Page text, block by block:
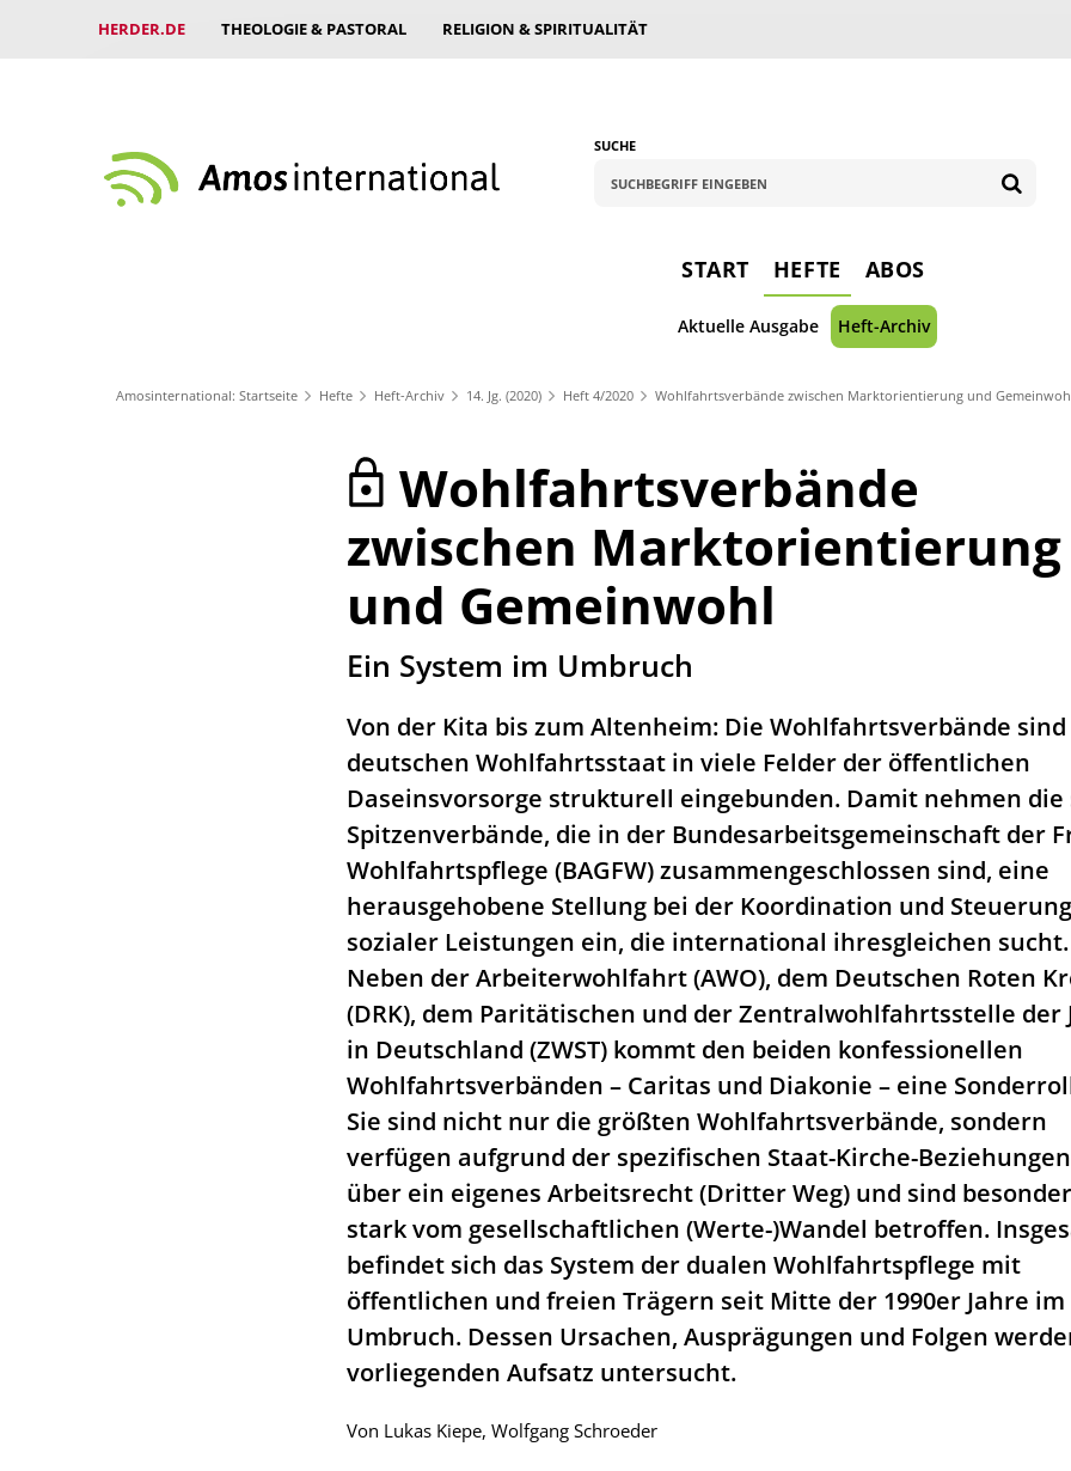
HERDER.DE THEOLOGIE & PASTORAL RELIGION & SPIRITUALITÄT
SUCHE
START HEFTE ABOS
Aktuelle Ausgabe Heft-Archiv
Amosinternational: Startseite Hefte Heft-Archiv 14. Jg. (2020) Heft 4/2020 Wohlfahrtsverbände zwischen Marktorientierung und
Wohlfahrtsverbände
zwischen Marktorientierung
und Gemeinwohl
:
Ein System im Umbruch
Von der Kita bis zum Altenheim: Die Wohlfahrtsverbände
deutschen Wohlfahrtsstaat in viele Felder der öffentlichen
Daseinsvorsorge strukturell eingebunden. Damit nehmen die
Spitzenverbände, die in der Bundesarbeitsgemeinschaft der
Wohlfahrtspflege (BAGFW) zusammengeschlossen sind, eine
herausgehobene Stellung bei der Koordination und Steuerung
sozialer Leistungen ein, die international ihresgleichen sucht.
Neben der Arbeiterwohlfahrt (AWO), dem Deutschen Roten
(DRK), dem Paritätischen und der Zentralwohlfahrtsstelle der
in Deutschland (ZWST) kommt den beiden konfessionellen
Wohlfahrtsverbänden – Caritas und Diakonie – eine
Sie sind nicht nur die größten Wohlfahrtsverbände, sondern
verfügen aufgrund der spezifischen Staat-Kirche-
über ein eigenes Arbeitsrecht (Dritter Weg) und sind
stark vom gesellschaftlichen (Werte-)Wandel betroffen.
befindet sich das System der dualen Wohlfahrtspflege mit
öffentlichen und freien Trägern seit Mitte der 1990er Jahre im
Umbruch. Dessen Ursachen, Ausprägungen und Folgen
vorliegenden Aufsatz untersucht.
Von Lukas Kiepe, Wolfgang Schroeder